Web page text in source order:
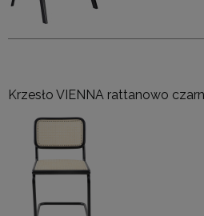
Krzesło VIENNA rattanowo